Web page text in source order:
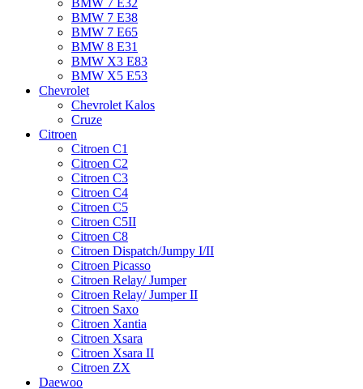
BMW 7 Е38
BMW 7 Е65
BMW 8 Е31
BMW X3 E83
BMW X5 E53
Chevrolet
Chevrolet Kalos
Cruze
Citroen
Citroen C1
Citroen C2
Citroen C3
Citroen C4
Citroen C5
Citroen C5II
Citroen C8
Citroen Dispatch/Jumpy I/II
Citroen Picasso
Citroen Relay/ Jumper
Citroen Relay/ Jumper II
Citroen Saxo
Citroen Xantia
Citroen Xsara
Citroen Xsara II
Citroen ZX
Daewoo